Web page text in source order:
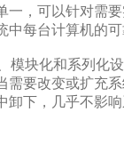
一，可以针对需
中每台计算机的
块化和系列化
需要改变或扩充
卸下，几乎不影